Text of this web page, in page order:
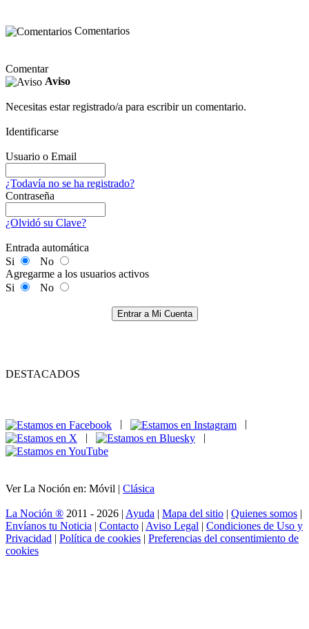
Comentarios
Comentar
Aviso
Necesitas estar registrado/a para escribir un comentario.
Identificarse
Usuario o Email
¿Todavía no se ha registrado?
Contraseña
¿Olvidó su Clave?
Entrada automática
Si
No
Agregarme a los usuarios activos
Si
No
Entrar a Mi Cuenta
DESTACADOS
|
|
Ver La Noción en: Móvil | Clásica
La Noción ® 2011 - 2026 | Ayuda | Mapa del sitio | Quienes somos |
Envíanos tu Noticia | Contacto | Aviso Legal | Condiciones de Uso y
Privacidad | Política de cookies | Preferencias del consentimiento de
cookies